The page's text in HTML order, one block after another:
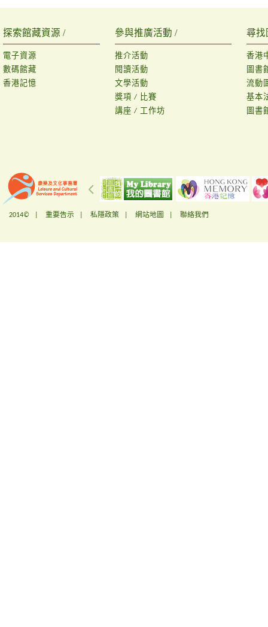
探索館藏資源 /
電子資源
數碼館藏
香港記憶
參與推廣活動 /
推介活動
閱讀活動
文學活動
獎項 / 比賽
講座 / 工作坊
尋找
香港
圖書
流動
基本
圖書
2014© | 重要告示 私隱政策 網站地圖 聯絡我們